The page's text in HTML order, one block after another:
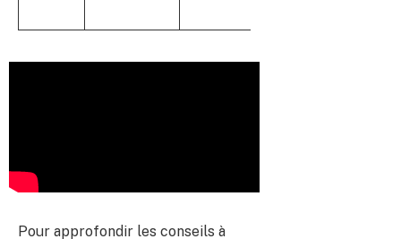
Pour approfondir les conseils à